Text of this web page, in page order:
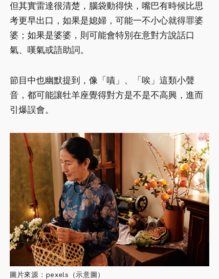
但其實雷達很清楚，腦袋動得快，嘴巴有時候比思
考更早出口，如果是媳婦，可能一不小心就得罪婆
婆；如果是婆婆，則可能會特別在意對方說話口
氣、嘆氣或語助詞。
節目中也幽默提到，像「嘖」、「唉」這類小聲
音，都可能讓牡羊座覺得對方是不是不高興，進而
引爆誤會。
圖片來源：pexels（示意圖）